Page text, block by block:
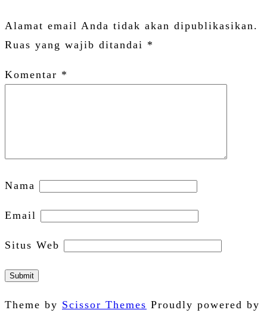
Alamat email Anda tidak akan dipublikasikan.
Ruas yang wajib ditandai *
Komentar *
Nama
Email
Situs Web
Theme by Scissor Themes Proudly powered by